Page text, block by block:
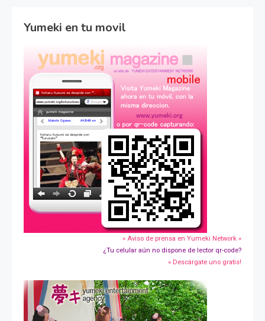
Yumeki en tu movil
» Aviso de prensa en Yumeki Network »
¿Tu celular aún no dispone de lector qr-code?
» Descárgate uno gratis!